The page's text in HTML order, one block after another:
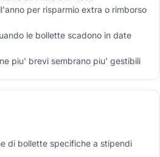
per risparmio extra o rimborso
le bollette scadono in date
piu' brevi sembrano piu' gestibili
di bollette specifiche a stipendi